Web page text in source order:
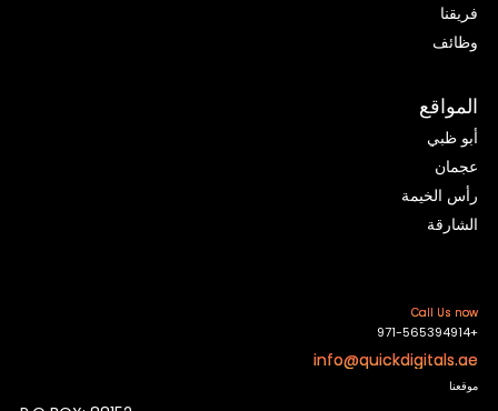
فريقنا
وظائف
المواقع
أبو ظبي
عجمان
رأس الخيمة
الشارقة
Call Us now
+971-565394914
info@quickdigitals.ae
موقعنا